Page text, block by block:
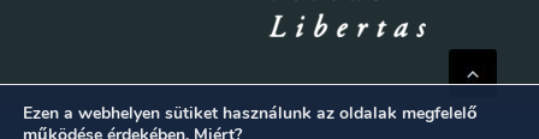
Ezen a webhelyen sütiket használunk az oldalak megfelelő